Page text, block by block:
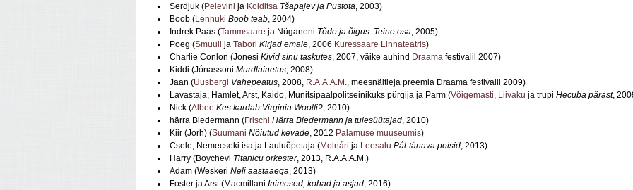
Serdjuk (Pelevini ja Kolditsa Tšapajev ja Pustota, 2003)
Boob (Lennuki Boob teab, 2004)
Indrek Paas (Tammsaare ja Nüganeni Tõde ja õigus. Teine osa, 2005)
Poeg (Smuuli ja Tabori Kirjad emale, 2006 Kuressaare Linnateatris)
Charlie Conlon (Jonesi Kivid sinu taskutes, 2007, väike auhind Draama festivalil 2007)
Kiddi (Jónassoni Murdlainetus, 2008)
Jaan (Uusbergi Vahepeatus, 2008, R.A.A.A.M., meesnäitleja preemia Draama festivalil 2009)
Lavastaja, Hamlet, Arst, Kaido, Munitsipaalpolitseinikuks pürgija ja Parm (Võigemasti, Liivaku ja trupi Hecuba pärast,
Nick (Albee Kes kardab Virginia Woolfi?, 2010)
härra Biedermann (Frischi Härra Biedermann ja tulesüütajad, 2010)
Kiir (Jorh) (Suumani Nõiutud kevade, 2012 Palamuse muuseumis)
Csele, Nemecseki isa ja Lauluõpetaja (Molnári ja Leesalu Pál-tänava poisid, 2013)
Harry (Boychevi Titanicu orkester, 2013, R.A.A.A.M.)
Adam (Weskeri Neli aastaaega, 2013)
Foster ja Arst (Macmillani Inimesed, kohad ja asjad, 2016)